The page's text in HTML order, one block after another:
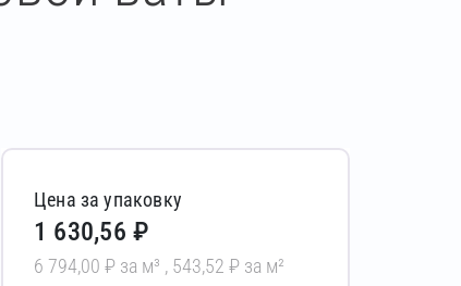
Цена за упаковку
1 630,56 ₽
6 794,00 ₽ за м³ , 543,52 ₽ за м²